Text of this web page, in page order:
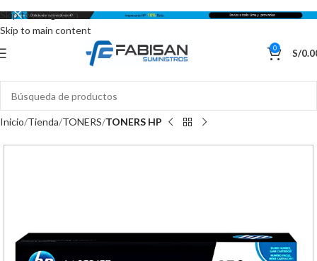
Skip to navigation
Skip to main content
0 S/
Inicio Tienda TONERS TONERS HP